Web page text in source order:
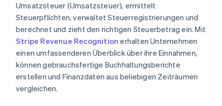
Umsatzsteuer (Umsatzsteuer), ermittelt
Steuerpflichten, verwaltet Steuerregistrierungen und
berechnet und zieht den richtigen Steuerbetrag ein. Mit
Stripe Revenue Recognition erhalten Unternehmen
einen umfassenderen Überblick über ihre Einnahmen,
können gebrauchsfertige Buchhaltungsberichte
erstellen und Finanzdaten aus beliebigen Zeiträumen
vergleichen.